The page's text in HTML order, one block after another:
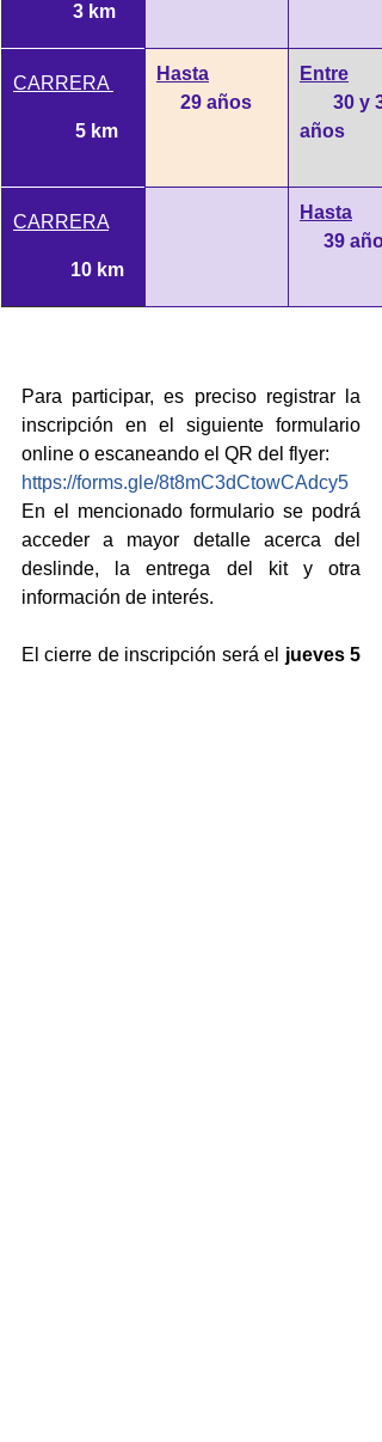
3 km
CARRERA
5 km
Hasta
     29 años
Entre
30 y
años
CARRERA
10 km
Hasta
39
Para participar, es preciso registrar la
inscripción en el siguiente formulario
online o escaneando el QR del flyer:
https://forms.gle/8t8mC3dCtowCAdcy5
En el mencionado formulario se podrá
acceder a mayor detalle acerca del
deslinde, la entrega del kit y otra
información de interés.
El cierre de inscripción será el jueves 5